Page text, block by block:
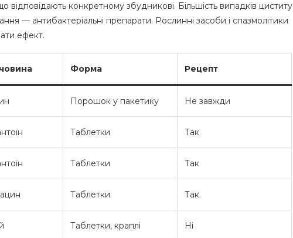
відповідають конкретному збудникові. Більшість випадків циститу
— антибактеріальні препарати. Рослинні засоби і спазмолітики
ефект.
Форма Рецепт
Порошок у пакетику Не завжди
Таблетки Так
Таблетки Так
Таблетки Так
Таблетки, краплі Ні